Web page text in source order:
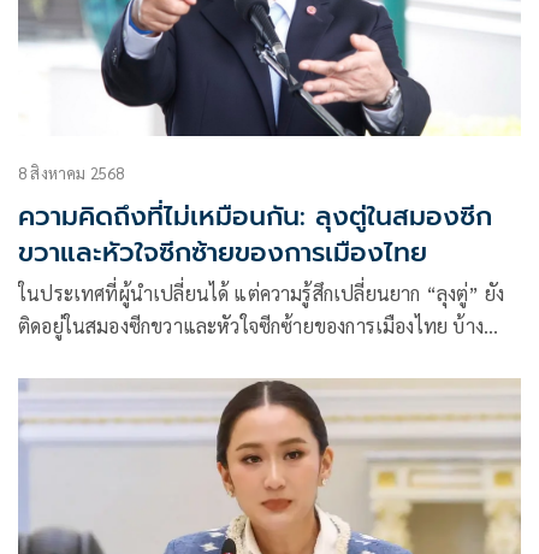
8 สิงหาคม 2568
ความคิดถึงที่ไม่เหมือนกัน: ลุงตู่ในสมองซีก
ขวาและหัวใจซีกซ้ายของการเมืองไทย
ในประเทศที่ผู้นำเปลี่ยนได้ แต่ความรู้สึกเปลี่ยนยาก “ลุงตู่” ยัง
ติดอยู่ในสมองซีกขวาและหัวใจซีกซ้ายของการเมืองไทย บ้าง